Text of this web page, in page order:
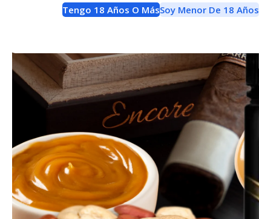
Tengo 18 Años O MásSoy Menor De 18 Años